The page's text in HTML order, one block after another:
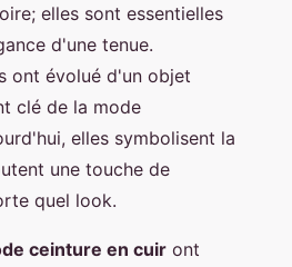
elles sont essentielles
d'une tenue.
ont évolué d'un objet
clé de la mode
elles symbolisent la
une touche de
quel look.
ceinture en cuir ont